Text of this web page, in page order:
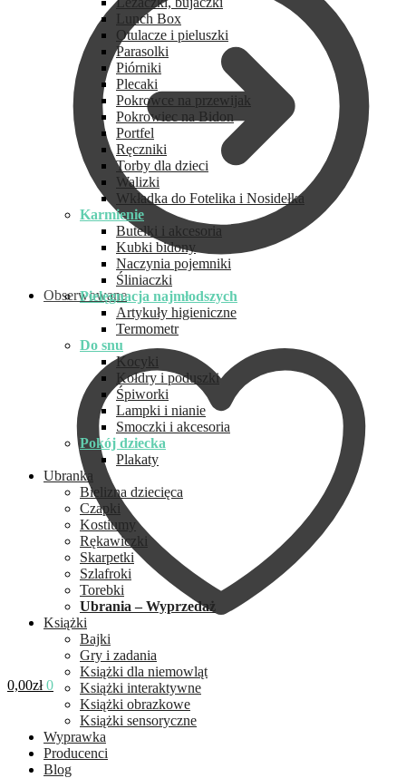
Obserwowane
0,00zł 0
Lunch Box
Otulacze i pieluszki
Parasolki
Piórniki
Plecaki
Pokrowce na przewijak
Pokrowiec na Bidon
Portfel
Ręczniki
Torby dla dzieci
Walizki
Wkładka do Fotelika i Nosidełka
Karmienie
Butelki i akcesoria
Kubki bidony
Naczynia pojemniki
Śliniaczki
Pielęgnacja najmłodszych
Artykuły higieniczne
Termometr
Do snu
Kocyki
Kołdry i poduszki
Śpiworki
Lampki i nianie
Smoczki i akcesoria
Pokój dziecka
Plakaty
Ubranka
Bielizna dziecięca
Czapki
Kostiumy
Rękawiczki
Skarpetki
Szlafroki
Torebki
Ubrania – Wyprzedaż
Książki
Bajki
Gry i zadania
Książki dla niemowląt
Książki interaktywne
Książki obrazkowe
Książki sensoryczne
Wyprawka
Producenci
Blog